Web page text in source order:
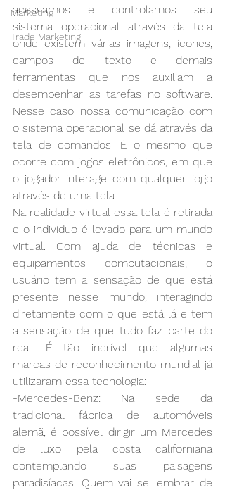
Marketing
Trade Marketing
acessamos e controlamos seu
sistema operacional através da tela
onde existem várias imagens, ícones,
campos de texto e demais
ferramentas que nos auxiliam a
desempenhar as tarefas no software.
Nesse caso nossa comunicação com
o sistema operacional se dá através da
tela de comandos. É o mesmo que
ocorre com jogos eletrônicos, em que
o jogador interage com qualquer jogo
através de uma tela.
Na realidade virtual essa tela é retirada
e o indivíduo é levado para um mundo
virtual. Com ajuda de técnicas e
equipamentos computacionais, o
usuário tem a sensação de que está
presente nesse mundo, interagindo
diretamente com o que está lá e tem
a sensação de que tudo faz parte do
real. É tão incrível que algumas
marcas de reconhecimento mundial já
utilizaram essa tecnologia:
-Mercedes-Benz: Na sede da
tradicional fábrica de automóveis
alemã, é possível dirigir um Mercedes
de luxo pela costa californiana
contemplando suas paisagens
paradisíacas. Quem vai se lembrar de